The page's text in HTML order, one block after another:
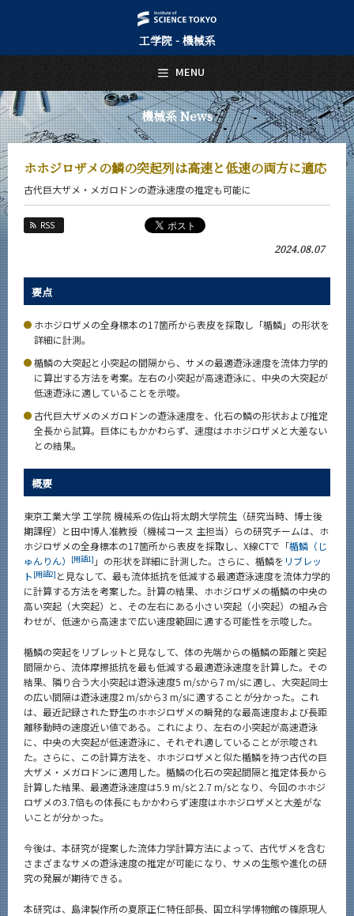
工学院 - 機械系
機械系 News
ホホジロザメの鱗の突起列は高速と低速の両方に適応
古代巨大ザメ・メガロドンの遊泳速度の推定も可能に
RSS
2024.08.07
要点
ホホジロザメの全身標本の17箇所から表皮を採取し「楯鱗」の形状を
詳細に計測。
楯鱗の大突起と小突起の間隔から、サメの最適遊泳速度を流体力学的
に算出する方法を考案。左右の小突起が高速遊泳に、中央の大突起が
低速遊泳に適していることを示唆。
古代巨大ザメのメガロドンの遊泳速度を、化石の鱗の形状および推定
全長から試算。巨体にもかかわらず、速度はホホジロザメと大差ない
との結果。
概要
東京工業大学 工学院 機械系の佐山将太朗大学院生（研究当時、博士後
期課程）と田中博人准教授（機械コース 主担当）らの研究チームは、ホ
ホジロザメの全身標本の17箇所から表皮を採取し、X線CTで「楯鱗（じ
ゅんりん）
[用語1] 」の形状を詳細に計測した。さらに、楯鱗を リブレッ
ト [用語2] と見なして、最も流体抵抗を低減する最適遊泳速度を流体力学的
に計算する方法を考案した。計算の結果、ホホジロザメの楯鱗の中央の
高い突起（大突起）と、その左右にある小さい突起（小突起）の組み合
わせが、低速から高速まで広い速度範囲に適する可能性を示唆した。
楯鱗の突起をリブレットと見なして、体の先端からの楯鱗の距離と突起
間隔から、流体摩擦抵抗を最も低減する最適遊泳速度を計算した。その
結果、隣り合う大小突起は遊泳速度5 m/sから7 m/sに適し、大突起同士
の広い間隔は遊泳速度2 m/sから3 m/sに適することが分かった。これ
は、最近記録された野生のホホジロザメの瞬発的な最高速度および長距
離移動時の速度近い値である。これにより、左右の小突起が高速遊泳
に、中央の大突起が低速遊泳に、それぞれ適していることが示唆され
た。さらに、この計算方法を、ホホジロザメと似た楯鱗を持つ古代の巨
大ザメ・メガロドンに適用した。楯鱗の化石の突起間隔と推定体長から
計算した結果、最適遊泳速度は5.9 m/sと2.7 m/sとなり、今回のホホジ
ロザメの3.7倍もの体長にもかかわらず速度はホホジロザメと大差がな
いことが分かった。
今後は、本研究が提案した流体力学計算方法によって、古代ザメを含む
さまざまなサメの遊泳速度の推定が可能になり、サメの生態や進化の研
究の発展が期待できる。
本研究は、島津製作所の夏原正仁特任部長、国立科学博物館の篠原現人
MENU
日本語 English
トップページ
Top Page
機械系について
About Us
Education
教員・研究室
Faculty and Laboratories
Future
入学案内
Admissions
News
News 一覧
カテゴリ別
課程別
月別
イベントカレンダー
Event Calendar
サイト構成
CLOSE